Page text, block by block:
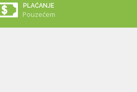
PLAĆANJE
Pouzećem